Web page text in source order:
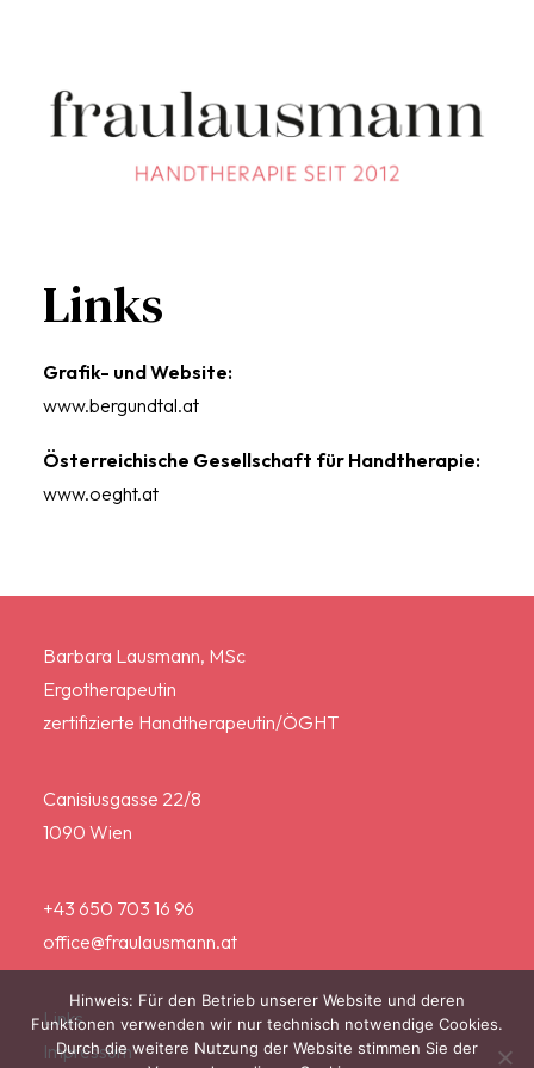
Links
Grafik- und Website:
www.bergundtal.at
Österreichische Gesellschaft für Handtherapie:
www.oeght.at
Barbara Lausmann, MSc
Ergotherapeutin
zertifizierte Handtherapeutin/ÖGHT
Canisiusgasse 22/8
1090 Wien
+43 650 703 16 96
office@fraulausmann.at
Links
Impressum
Hinweis: Für den Betrieb unserer Website und deren
Funktionen verwenden wir nur technisch notwendige Cookies.
Durch die weitere Nutzung der Website stimmen Sie der